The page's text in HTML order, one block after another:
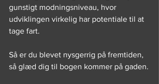
gunstigt modningsniveau, hvor
udviklingen virkelig har potentiale til at
tage fart.
Så er du blevet nysgerrig på fremtiden,
så glæd dig til bogen kommer på gaden.